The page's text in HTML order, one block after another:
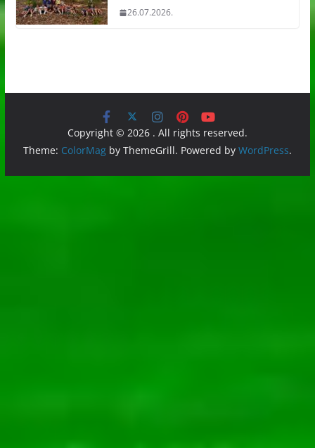
26.07.2026.
Copyright © 2026 . All rights reserved.
Theme: ColorMagby ThemeGrill. Powered by WordPress.